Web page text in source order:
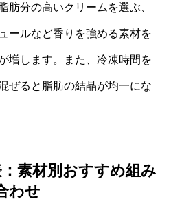
肪分の高いクリームを選ぶ、
ールなど香りを強める素材を
増します。また、冷凍時間を
ぜると脂肪の結晶が均一にな
素材別おすすめ組み
わせ